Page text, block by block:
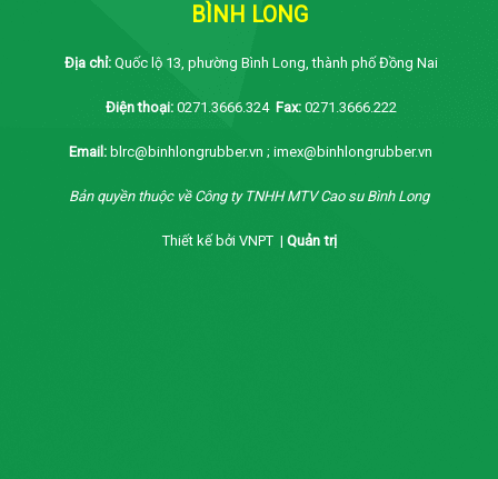
BÌNH LONG
Địa chỉ: Quốc lộ 13, phường Bình Long, thành phố Đồng Nai
Điện thoại:0271.3666.324 Fax: 0271.3666.222
Email: blrc@binhlongrubber.vn ; imex@binhlongrubber.vn
Bản quyền thuộc về Công ty TNHH MTV Cao su Bình Long
Thiết kế bởi VNPT | Quản trị